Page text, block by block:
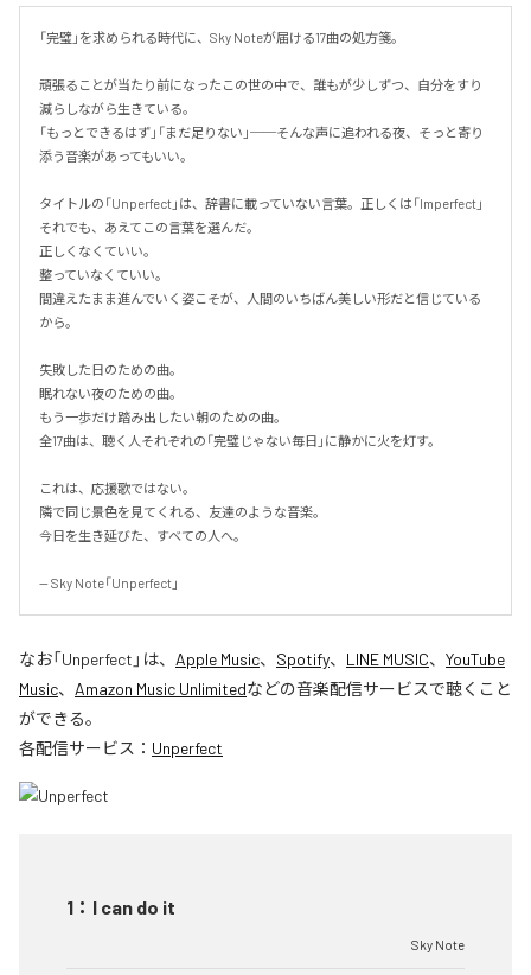
「完璧」を求められる時代に、Sky Noteが届ける17曲の処方箋。
頑張ることが当たり前になったこの世の中で、誰もが少しずつ、自分をすり
減らしながら生きている。
「もっとできるはず」「まだ足りない」──そんな声に追われる夜、そっと寄り
添う音楽があってもいい。
タイトルの「Unperfect」は、辞書に載っていない言葉。正しくは「Imperfect」
それでも、あえてこの言葉を選んだ。
正しくなくていい。
整っていなくていい。
間違えたまま進んでいく姿こそが、人間のいちばん美しい形だと信じている
から。
失敗した日のための曲。
眠れない夜のための曲。
もう一歩だけ踏み出したい朝のための曲。
全17曲は、聴く人それぞれの「完璧じゃない毎日」に静かに火を灯す。
これは、応援歌ではない。
隣で同じ景色を見てくれる、友達のような音楽。
今日を生き延びた、すべての人へ。
-- Sky Note「Unperfect」
なお「Unperfect 」は、 Apple Music、 Spotify、 LINE MUSIC、 YouTube
Music、 Amazon Music Unlimitedなどの音楽配信サービスで聴くこと
ができる。
各配信サービス： Unperfect
1 ： I can do it
Sky Note